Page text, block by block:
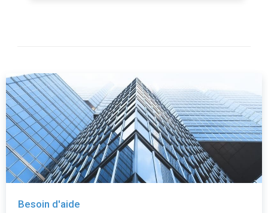
Besoin d'aide